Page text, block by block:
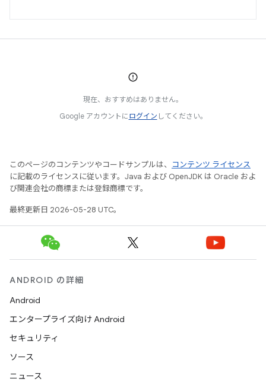
現在、おすすめはありません。
Google アカウントに ログイン してください。
このページのコンテンツやコードサンプルは、
コンテンツ ライセンス
に記載のライセンスに従います。Java および OpenJDK は Oracle およ
び関連会社の商標または登録商標です。
最終更新日 2026-05-28 UTC。
ANDROID の詳細
Android
エンタープライズ向け Android
セキュリティ
ソース
ニュース